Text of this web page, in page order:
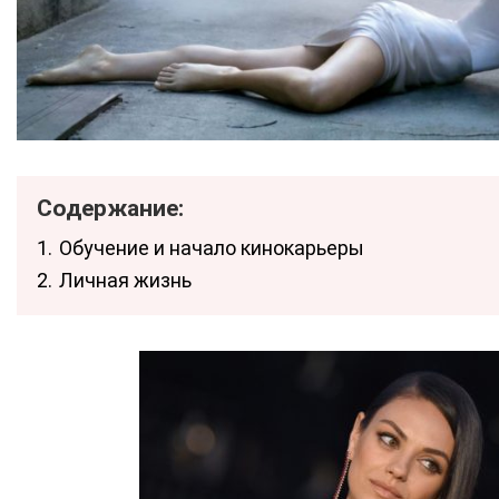
Содержание:
1. Обучение и начало кинокарьеры
2. Личная жизнь